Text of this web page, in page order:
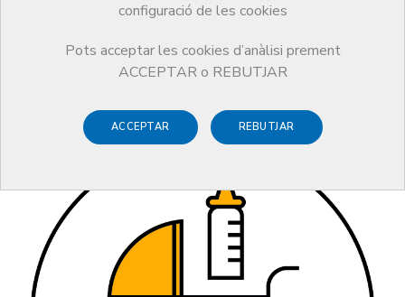
configuració de les cookies
Pots acceptar les cookies d’anàlisi prement
ACCEPTAR o REBUTJAR
ACCEPTAR REBUTJAR